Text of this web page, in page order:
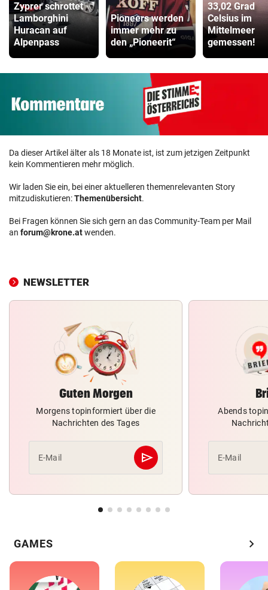
Zyprer schrottet
Lamborghini
Huracan auf
Alpenpass
Pioneers werden
immer mehr zu
den „Pioneerit“
33,02 Grad
Celsius im
Mittelmeer
gemessen!
Da dieser Artikel älter als 18 Monate ist, ist zum jetzigen Zeitpunkt
kein Kommentieren mehr möglich.
Wir laden Sie ein, bei einer aktuelleren themenrelevanten Story
mitzudiskutieren:Themenübersicht.
Bei Fragen können Sie sich gern an das Community-Team per Mail
an forum@krone.atwenden.
NEWSLETTER
Guten Morgen
Morgens topinformiert über die
Nachrichten des Tages
E-Mail send
Abschicken
Abends
E-Mail
GAMES chevron_right